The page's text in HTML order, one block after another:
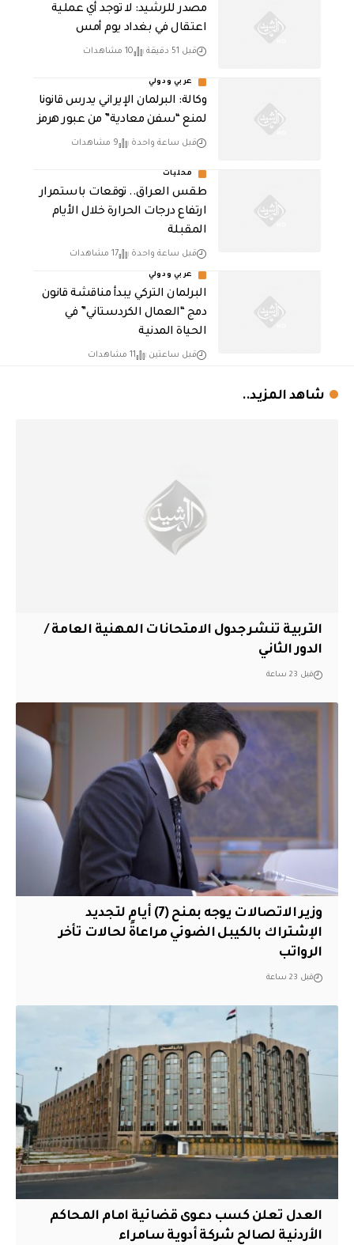
مصدر للرشيد: لا توجد أي عملية
اعتقال في بغداد يوم أمس
قبل 51 دقيقة 10 مشاهدات
عربي ودولي
وكالة: البرلمان الإيراني يدرس قانونا
لمنع “سفن معادية” من عبور هرمز
قبل ساعة واحدة 9 مشاهدات
محليات
طقس العراق.. توقعات باستمرار
ارتفاع درجات الحرارة خلال الأيام
المقبلة
قبل ساعة واحدة 17 مشاهدات
عربي ودولي
البرلمان التركي يبدأ مناقشة قانون
دمج “العمال الكردستاني” في
الحياة المدنية
قبل ساعتين 11 مشاهدات
شاهد المزيد..
التربية تنشر جدول الامتحانات المهنية العامة /
الدور الثاني
قبل 23 ساعة
وزير الاتصالات يوجه بمنح (7) أيام لتجديد
الإشتراك بالكيبل الضوئي مراعاةً لحالات تأخر
الرواتب
قبل 23 ساعة
العدل تعلن كسب دعوى قضائية امام المحاكم
الأردنية لصالح شركة أدوية سامراء